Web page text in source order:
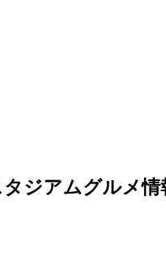
ジアムグルメ情